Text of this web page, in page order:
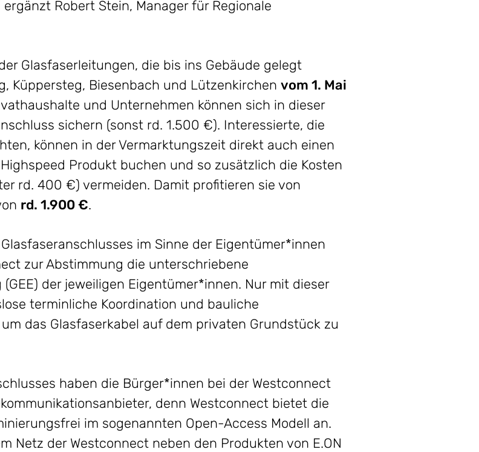
Robert Stein, Manager für Regionale
Glasfaserleitungen, die bis ins Gebäude gelegt
Küppersteg, Biesenbach und Lützenkirchen vom 1. Mai
und Unternehmen können sich in dieser
sichern (sonst rd. 1.500 €). Interessierte, die
können in der Vermarktungszeit direkt auch einen
Produkt buchen und so zusätzlich die Kosten
rd. 400 €) vermeiden. Damit profitieren sie von
rd. 1.900 €.
im Sinne der Eigentümer*innen
zur Abstimmung die unterschriebene
der jeweiligen Eigentümer*innen. Nur mit dieser
terminliche Koordination und bauliche
das Glasfaserkabel auf dem privaten Grundstück zu
haben die Bürger*innen bei der Westconnect
denn Westconnect bietet die
im sogenannten Open-Access Modell an.
Netz der Westconnect neben den Produkten von E.ON